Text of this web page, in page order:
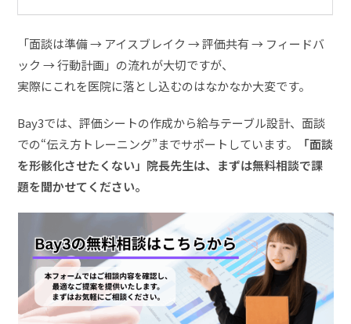
「面談は準備 → アイスブレイク → 評価共有 → フィードバ
ック → 行動計画」の流れが大切ですが、
実際にこれを医院に落とし込むのはなかなか大変です。
Bay3では、評価シートの作成から給与テーブル設計、面談
での“伝え方トレーニング”までサポートしています。
「面談
を形骸化させたくない」院長先生は、まずは無料相談で課
題を聞かせてください。